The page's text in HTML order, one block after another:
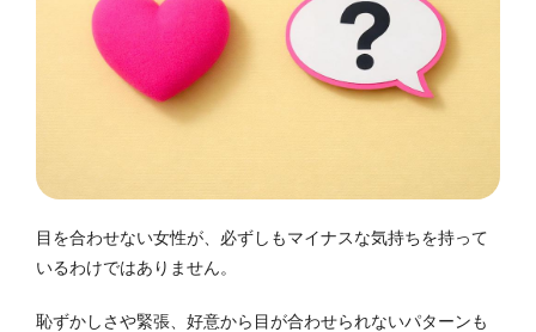
目を合わせない女性が、必ずしもマイナスな気持ちを持って
いるわけではありません。
恥ずかしさや緊張、好意から目が合わせられないパターンも